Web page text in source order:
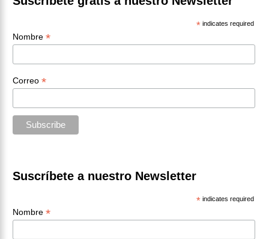
* indicates required
Nombre *
Correo *
Suscríbete a nuestro Newsletter
* indicates required
Nombre *